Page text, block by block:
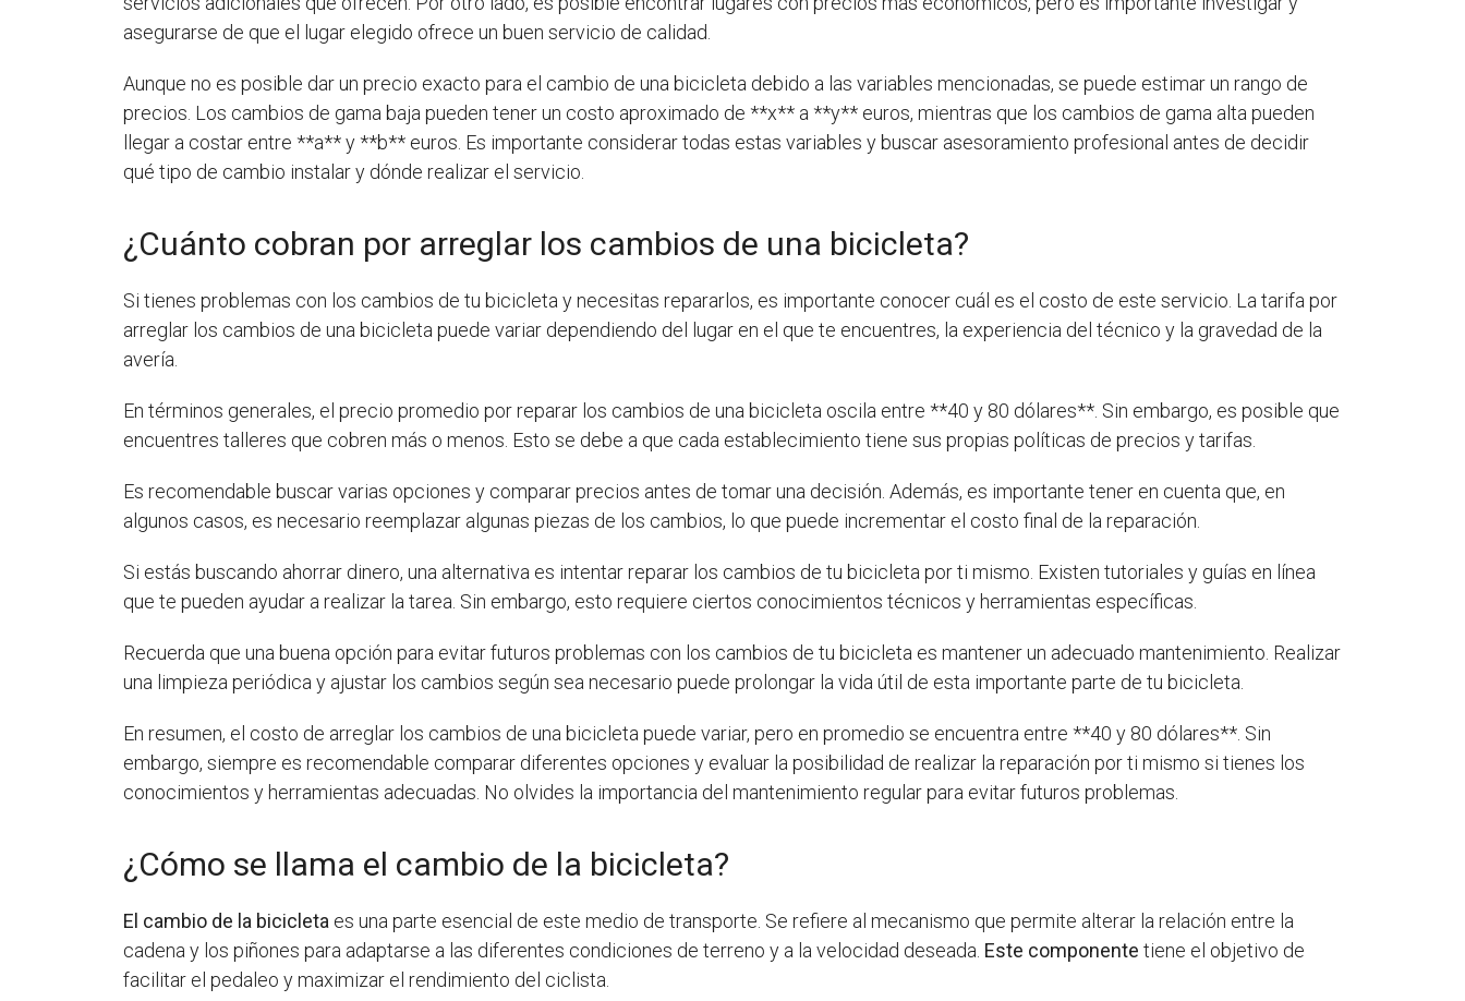
asegurarse de que el lugar elegido ofrece un buen servicio de calidad.
Aunque no es posible dar un precio exacto para el cambio de una bicicleta debido a las variables mencionadas, se puede estimar un rango de
precios. Los cambios de gama baja pueden tener un costo aproximado de **x** a **y** euros, mientras que los cambios de gama alta pueden
llegar a costar entre **a** y **b** euros. Es importante considerar todas estas variables y buscar asesoramiento profesional antes de decidir
qué tipo de cambio instalar y dónde realizar el servicio.
¿Cuánto cobran por arreglar los cambios de una bicicleta?
Si tienes problemas con los cambios de tu bicicleta y necesitas repararlos, es importante conocer cuál es el costo de este servicio. La tarifa por
arreglar los cambios de una bicicleta puede variar dependiendo del lugar en el que te encuentres, la experiencia del técnico y la gravedad de la
avería.
En términos generales, el precio promedio por reparar los cambios de una bicicleta oscila entre **40 y 80 dólares**. Sin embargo, es posible que
encuentres talleres que cobren más o menos. Esto se debe a que cada establecimiento tiene sus propias políticas de precios y tarifas.
Es recomendable buscar varias opciones y comparar precios antes de tomar una decisión. Además, es importante tener en cuenta que, en
algunos casos, es necesario reemplazar algunas piezas de los cambios, lo que puede incrementar el costo final de la reparación.
Si estás buscando ahorrar dinero, una alternativa es intentar reparar los cambios de tu bicicleta por ti mismo. Existen tutoriales y guías en línea
que te pueden ayudar a realizar la tarea. Sin embargo, esto requiere ciertos conocimientos técnicos y herramientas específicas.
Recuerda que una buena opción para evitar futuros problemas con los cambios de tu bicicleta es mantener un adecuado mantenimiento. Realizar
una limpieza periódica y ajustar los cambios según sea necesario puede prolongar la vida útil de esta importante parte de tu bicicleta.
En resumen, el costo de arreglar los cambios de una bicicleta puede variar, pero en promedio se encuentra entre **40 y 80 dólares**. Sin
embargo, siempre es recomendable comparar diferentes opciones y evaluar la posibilidad de realizar la reparación por ti mismo si tienes los
conocimientos y herramientas adecuadas. No olvides la importancia del mantenimiento regular para evitar futuros problemas.
¿Cómo se llama el cambio de la bicicleta?
El cambio de la bicicleta es una parte esencial de este medio de transporte. Se refiere al mecanismo que permite alterar la relación entre la
cadena y los piñones para adaptarse a las diferentes condiciones de terreno y a la velocidad deseada. Este componente tiene el objetivo de
facilitar el pedaleo y maximizar el rendimiento del ciclista.